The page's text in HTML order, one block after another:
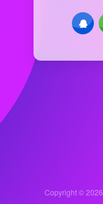
Copyright © 2026